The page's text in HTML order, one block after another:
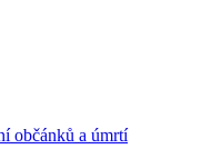
občánků a úmrtí